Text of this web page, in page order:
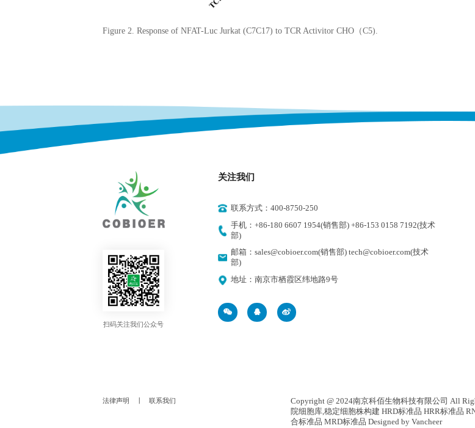
Figure 2. Response of NFAT-Luc Jurkat (C7C17) to TCR Activitor CHO（C5).
扫码关注我们公众号
关注我们
联系方式：400-8750-250
手机：+86-180 6607 1954(销售部) +86-153 0158 7192(技术
部)
邮箱：sales@cobioer.com(销售部) tech@cobioer.com(技术
部)
地址：南京市栖霞区纬地路9号
法律声明 联系我们 Copyright @ 2024南京科佰生物科技有限公司 All
院细胞库,稳定细胞株构建 HRD标准品 HRR标准品
合标准品 MRD标准品 Designed by Vancheer